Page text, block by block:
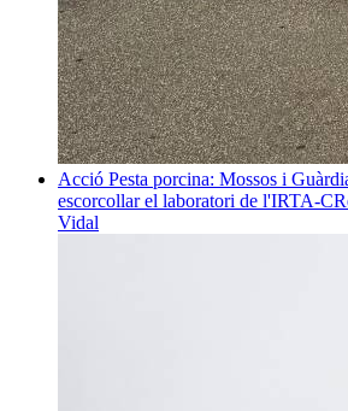
Acció Pesta porcina: Mossos i
escorcollar el laboratori de l'IRTA-
Vidal